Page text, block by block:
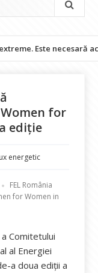
Este necesară
for
ediție
energetic
FEL România
for Women in
Comitetului
al Energiei
a doua ediții a